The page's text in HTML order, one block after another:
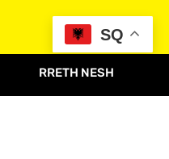
RRETH NESH
SQ